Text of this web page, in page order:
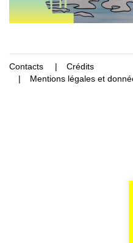
Contacts
Crédits
Mentions légales et